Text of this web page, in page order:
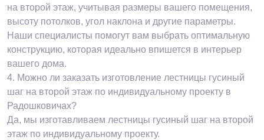
на второй этаж, учитывая размеры вашего помещения,
высоту потолков, угол наклона и другие параметры.
Наши специалисты помогут вам выбрать оптимальную
конструкцию, которая идеально впишется в интерьер
вашего дома.
4. Можно ли заказать изготовление лестницы гусиный
шаг на второй этаж по индивидуальному проекту в
Радошковичах?
Да, мы изготавливаем лестницы гусиный шаг на второй
этаж по индивидуальному проекту.